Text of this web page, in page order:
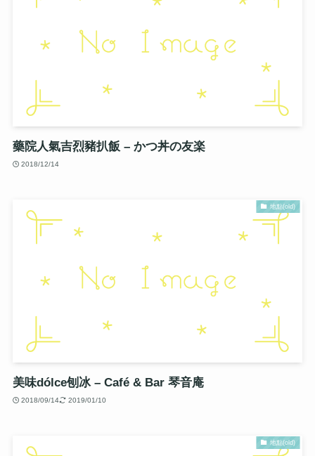
藥院人氣吉烈豬扒飯 – かつ丼の友楽
2018/12/14
地點(old)
美味dólce刨冰 – Café & Bar 琴音庵
2018/09/14 2019/01/10
地點(old)